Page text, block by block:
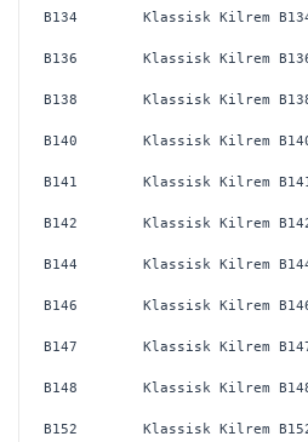
B134 Klassisk Kilrem
B136 Klassisk Kilrem
B138 Klassisk Kilrem
B140 Klassisk Kilrem
B141 Klassisk Kilrem
B142 Klassisk Kilrem
B144 Klassisk Kilrem
B146 Klassisk Kilrem
B147 Klassisk Kilrem
B148 Klassisk Kilrem
B152 Klassisk Kilrem